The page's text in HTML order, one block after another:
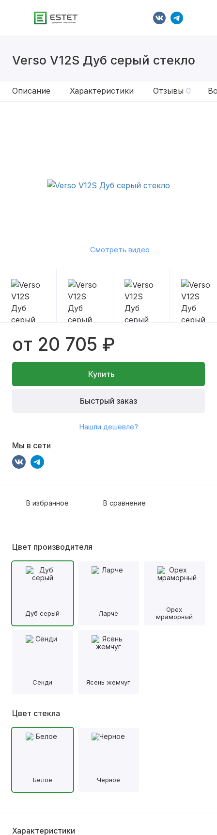
Verso V12S Дуб серый стекло
Описание Характеристики Отзывы 0
Смотреть видео
от 20 705 ₽
Купить
Быстрый заказ
Нашли дешевле?
Мы в сети
В избранное В сравнение
Цвет производителя
Дуб серый Ларче
Орех
мраморный
Сенди Ясень жемчуг
Цвет стекла
Белое Черное
Характеристики